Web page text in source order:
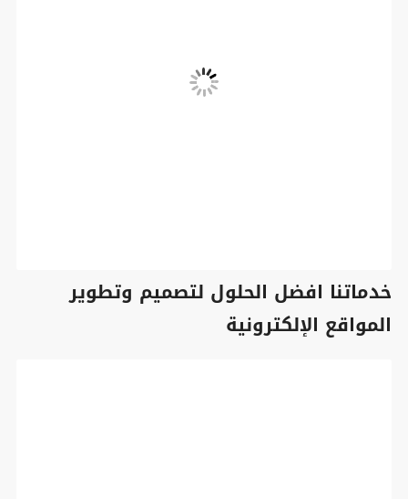
خدماتنا افضل الحلول لتصميم وتطوير
المواقع الإلكترونية